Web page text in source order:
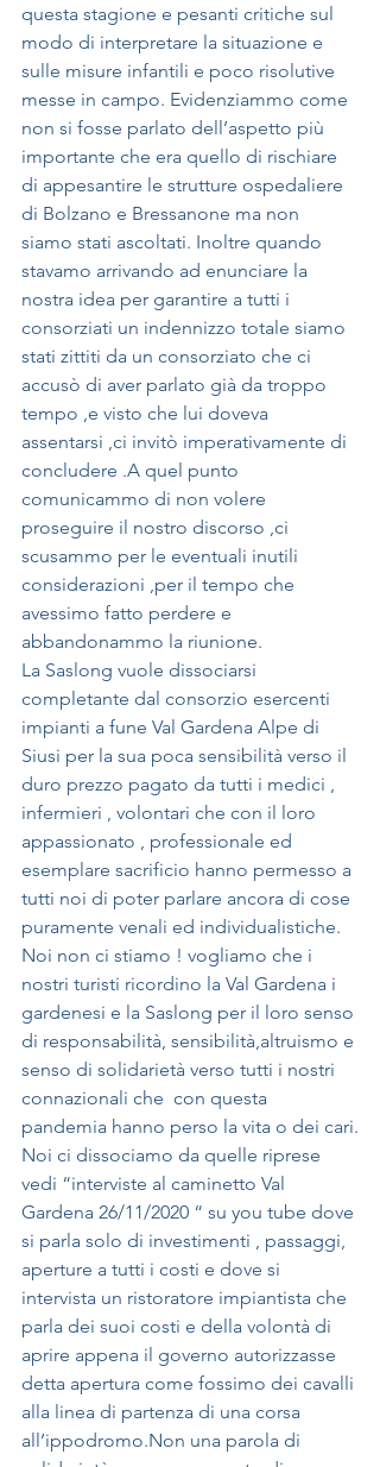
questa stagione e pesanti critiche sul
modo di interpretare la situazione e
sulle misure infantili e poco risolutive
messe in campo. Evidenziammo come
non si fosse parlato dell’aspetto più
importante che era quello di rischiare
di appesantire le strutture ospedaliere
di Bolzano e Bressanone ma non
siamo stati ascoltati. Inoltre quando
stavamo arrivando ad enunciare la
nostra idea per garantire a tutti i
consorziati un indennizzo totale siamo
stati zittiti da un consorziato che ci
accusò di aver parlato già da troppo
tempo ,e visto che lui doveva
assentarsi ,ci invitò imperativamente di
concludere .A quel punto
comunicammo di non volere
proseguire il nostro discorso ,ci
scusammo per le eventuali inutili
considerazioni ,per il tempo che
avessimo fatto perdere e
abbandonammo la riunione.
La Saslong vuole dissociarsi
completante dal consorzio esercenti
impianti a fune Val Gardena Alpe di
Siusi per la sua poca sensibilità verso il
duro prezzo pagato da tutti i medici ,
infermieri , volontari che con il loro
appassionato , professionale ed
esemplare sacrificio hanno permesso a
tutti noi di poter parlare ancora di cose
puramente venali ed individualistiche.
Noi non ci stiamo ! vogliamo che i
nostri turisti ricordino la Val Gardena i
gardenesi e la Saslong per il loro senso
di responsabilità, sensibilità,altruismo e
senso di solidarietà verso tutti i nostri
connazionali che  con questa
pandemia hanno perso la vita o dei cari.
Noi ci dissociamo da quelle riprese
vedi “interviste al caminetto Val
Gardena 26/11/2020 “ su you tube dove
si parla solo di investimenti , passaggi,
aperture a tutti i costi e dove si
intervista un ristoratore impiantista che
parla dei suoi costi e della volontà di
aprire appena il governo autorizzasse
detta apertura come fossimo dei cavalli
alla linea di partenza di una corsa
all’ippodromo.Non una parola di